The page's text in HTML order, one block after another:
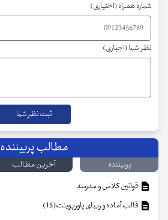
شماره همراه (اختیاری)
نظر شما (اجباری)
مطالب پربیننده
پربیننده
آخرین مطالب
قوانین کلاس و مدرسه
قالب آماده و زیبای پاورپوینت(15)